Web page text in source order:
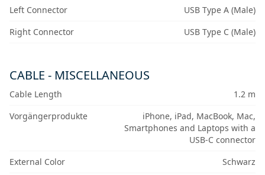
Left Connector
USB Type A (Male)
Right Connector
USB Type C (Male)
CABLE - MISCELLANEOUS
Cable Length
1.2 m
Vorgängerprodukte
iPhone, iPad, MacBook, Mac,
Smartphones and Laptops with a
USB-C connector
External Color
Schwarz